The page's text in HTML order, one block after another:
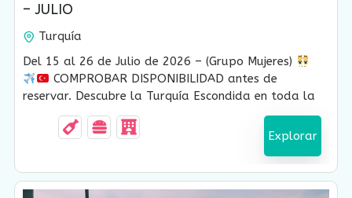
12 Días-
Vencido !
– JULIO
Turquía
Del 15 al 26 de Julio de 2026 – (Grupo Mujeres)
COMPROBAR DISPONIBILIDAD antes de
reservar. Descubre la Turquía Escondida en toda la
región el Mar Negro durante 12 días con Sultana
Explorar